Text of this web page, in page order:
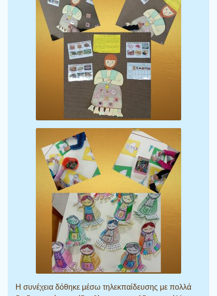
Η συνέχεια δόθηκε μέσω τηλεκπαίδευσης με πολλά